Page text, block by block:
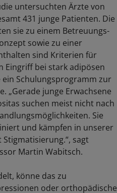
untersuchten Ärzte von
431 junge Patienten. Die
sie zu einem Betreuungs-
sowie zu einer
sind Kriterien für
Eingriff bei stark adipösen
ein Schulungsprogramm zur
„Gerade junge Erwachsene
suchen meist nicht nach
Sie
und kämpfen in unserer
sagt
Martin Wabitsch.
könne das zu
oder orthopädische